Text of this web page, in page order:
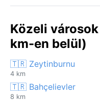
Közeli
km-en belül)
🇹🇷 Zeytinburnu
4 km
🇹🇷 Bahçelievler
8 km